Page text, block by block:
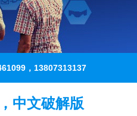
，13807313137
中文破解版